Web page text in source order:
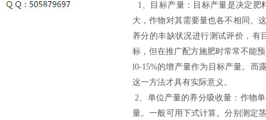
1、
目标产量：目标产量是决定
大，作物对其需要量也各不相同。
养分的丰缺状况进行测试评价，有
标，但在推广配方施肥时常常不能
l0-15%的增产量作为目标产量。而
这一方法才具有实际意义。
2、 单位产量的养分吸收量：作物
量。一般可用下式计算。分别测定